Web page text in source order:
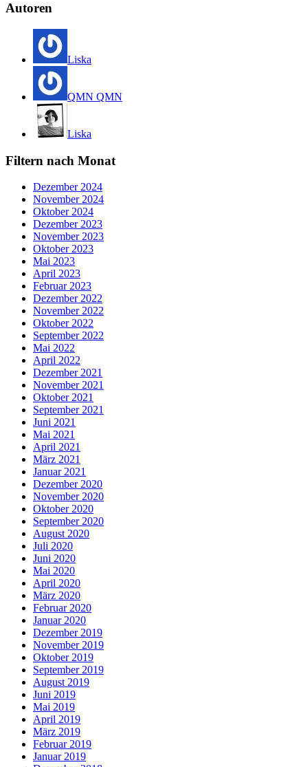
Autoren
Liska
QMN QMN
Liska
Filtern nach Monat
Dezember 2024
November 2024
Oktober 2024
Dezember 2023
November 2023
Oktober 2023
Mai 2023
April 2023
Februar 2023
Dezember 2022
November 2022
Oktober 2022
September 2022
Mai 2022
April 2022
Dezember 2021
November 2021
Oktober 2021
September 2021
Juni 2021
Mai 2021
April 2021
März 2021
Januar 2021
Dezember 2020
November 2020
Oktober 2020
September 2020
August 2020
Juli 2020
Juni 2020
Mai 2020
April 2020
März 2020
Februar 2020
Januar 2020
Dezember 2019
November 2019
Oktober 2019
September 2019
August 2019
Juni 2019
Mai 2019
April 2019
März 2019
Februar 2019
Januar 2019